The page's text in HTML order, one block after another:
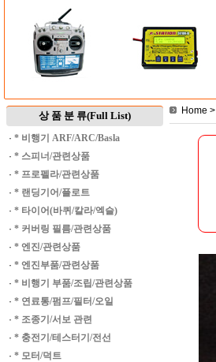
상 품 분 류(Full List)
· * 비행기 ARF/ARC/Basla
· * 스피너/관련상품
· * 프로펠라/관련상품
· * 랜딩기어/플로트
· * 타이어(바퀴/칼라/엑슬)
· * 커버링 필름/관련상품
· * 엔진/관련상품
· * 엔진부품/관련상품
· * 비행기 부품/조립/관련상품
· * 연료통/펌프/필터/오일
· * 조종기/서보 관련
· * 충전기/테스터기/전선
· * 모터/덕트
Home >